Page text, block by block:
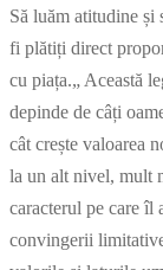
Să luăm atitudine
fi plătiți direct
cu piața.„ Această
depinde de câți
cât crește valoarea
la un alt nivel, mult
caracterul pe care îl
convingerii